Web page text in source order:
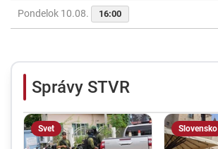
Pondelok 10.08. 16:00
Správy STVR
Svet Slovensko